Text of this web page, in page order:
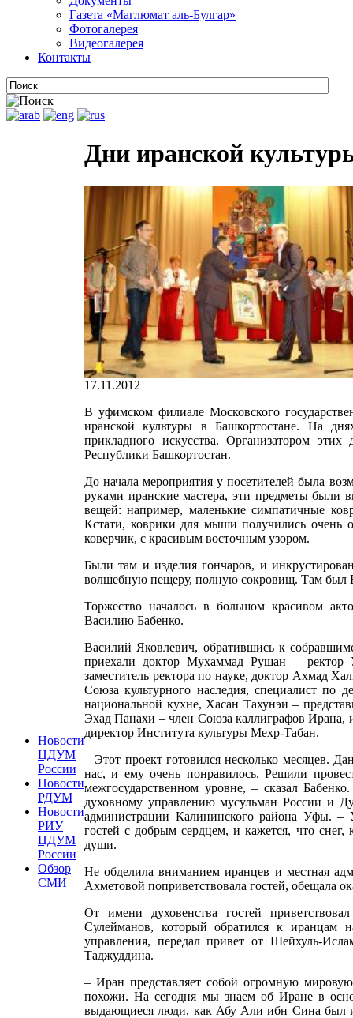
Газета «Маглюмат аль-Булгар»
Фотогалерея
Видеогалерея
Контакты
Новости
ЦДУМ
России
Новости
РДУМ
Новости
РИУ
ЦДУМ
России
Обзор
СМИ
Дни иранской
17.11.2012
В уфимском филиале Московского
иранской культуры в Башкортостане. На
прикладного искусства. Организатором
Республики Башкортостан.
До начала мероприятия у посетителей была
руками иранские мастера, эти предметы были
вещей: например, маленькие симпатичные
Кстати, коврики для мыши получились очень
коверчик, с красивым восточным узором.
Были там и изделия гончаров, и
волшебную пещеру, полную сокровищ. Там был
Торжество началось в большом красивом
Василию Бабенко.
Василий Яковлевич, обратившись к
приехали доктор Мухаммад Рушан – ректор
заместитель ректора по науке, доктор Ахмад
Союза культурного наследия, специалист по
национальной кухне, Хасан Тахунэи –
Эхад Панахи – член Союза каллиграфов Ирана,
директор Института культуры Мехр-Табан.
– Этот проект готовился несколько месяцев.
нас, и ему очень понравилось. Решили
межгосударственном уровне, – сказал
духовному управлению мусульман России и
администрации Калининского района Уфы.
гостей с добрым сердцем, и кажется, что
души.
Не обделила вниманием иранцев и местная
Ахметовой поприветствовала гостей, обещала
От имени духовенства гостей
Сулейманов, который обратился к иранцам
управления, передал привет от Шейхуль-
Таджуддина.
– Иран представляет собой огромную
похожи. На сегодня мы знаем об Иране в
выдающиеся люди, как Абу Али ибн Сина был